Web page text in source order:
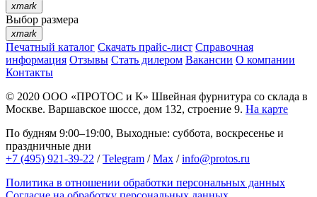
xmark
Выбор размера
xmark
Печатный каталог Скачать прайс-лист Справочная
информация Отзывы Стать дилером Вакансии О компании
Контакты
© 2020 ООО «ПРОТОС и К» Швейная фурнитура со склада в
Москве. Варшавское шоссе, дом 132, строение 9. На карте
По будням 9:00–19:00, Выходные: суббота, воскресенье и
праздничные дни
+7 (495) 921-39-22 /Telegram /Max /info@protos.ru
Политика в отношении обработки персональных данных